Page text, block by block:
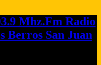
Fm Radio
Berros San Juan